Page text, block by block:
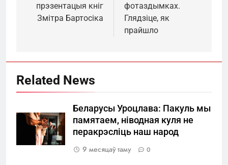
прэзентацыя кніг
Змітра Бартосіка
фотаздымках.
Глядзіце, як
прайшло
Related News
Беларусы Уроцлава: Пакуль мы
памятаем, ніводная куля не
перакрэсліць наш народ
9 месяцаў таму
0